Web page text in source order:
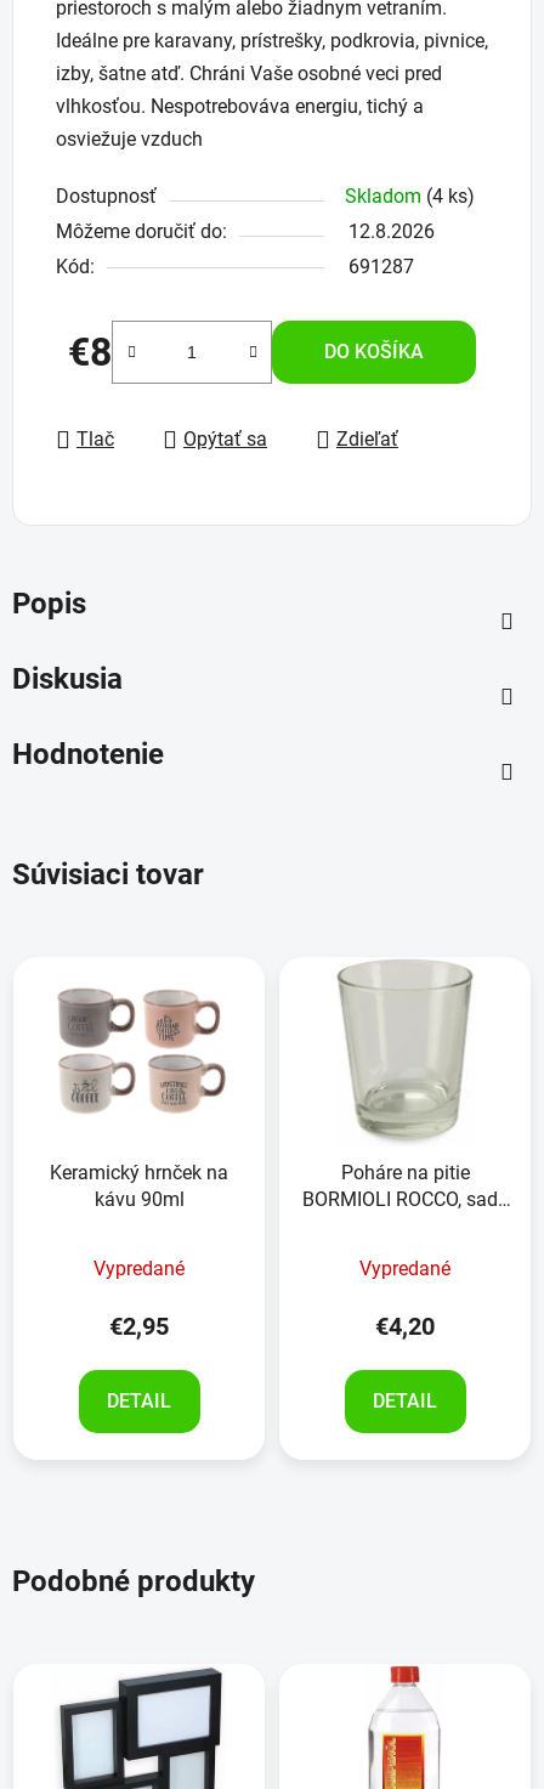
priestoroch s malým alebo žiadnym vetraním.
Ideálne pre karavany, prístrešky, podkrovia, pivnice,
izby, šatne atď. Chráni Vaše osobné veci pred
vlhkosťou. Nespotrebováva energiu, tichý a
osviežuje vzduch
Dostupnosť Skladom (4 ks)
Môžeme doručiť do:
12.8.2026
Kód:
691287
€8
Jednotková cena:
DO KOŠÍKA
Tlač Opýtať sa Zdieľať
Popis
Diskusia
Hodnotenie
Súvisiaci tovar
Keramický hrnček na
kávu 90ml
Vypredané
€2,95
DETAIL
Poháre na pitie
BORMIOLI ROCCO, sada
Vypredané
€4,20
DETAIL
Podobné produkty